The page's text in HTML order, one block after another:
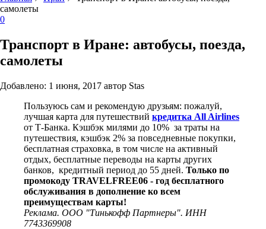
самолеты
0
Транспорт в Иране: автобусы, поезда,
самолеты
Добавлено: 1 июня, 2017 автор Stas
Пользуюсь сам и рекомендую друзьям: пожалуй,
лучшая карта для путешествий кредитка All Airlines
от Т-Банка. Кэшбэк милями до 10% за траты на
путешествия, кэшбэк 2% за повседневные покупки,
бесплатная страховка, в том числе на активный
отдых, бесплатные переводы на карты других
банков, кредитный период до 55 дней. Только по
промокоду TRAVELFREE06 - год бесплатного
обслуживания в дополнение ко всем
преимуществам карты!
Реклама. ООО "Тинькофф Партнеры". ИНН
7743369908